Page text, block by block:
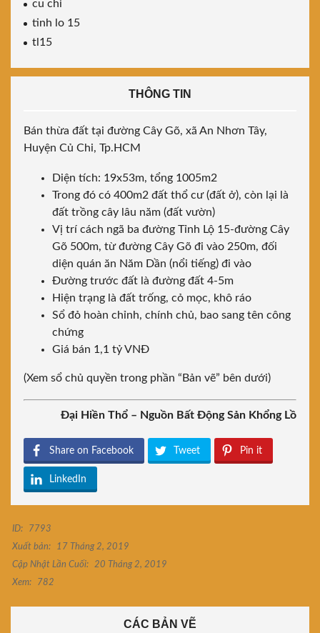
cu chi
tinh lo 15
tl15
THÔNG TIN
Bán thừa đất tại đường Cây Gõ, xã An Nhơn Tây,
Huyện Củ Chi, Tp.HCM
Diện tích: 19x53m, tổng 1005m2
Trong đó có 400m2 đất thổ cư (đất ở), còn lại là
đất trồng cây lâu năm (đất vườn)
Vị trí cách ngã ba đường Tỉnh Lộ 15-đường Cây
Gõ 500m, từ đường Cây Gõ đi vào 250m, đối
diện quán ăn Năm Dần (nổi tiếng) đi vào
Đường trước đất là đường đất 4-5m
Hiện trạng là đất trống, cỏ mọc, khô ráo
Sổ đỏ hoàn chỉnh, chính chủ, bao sang tên công
chứng
Giá bán 1,1 tỷ VNĐ
(Xem sổ chủ quyền trong phần “Bản vẽ” bên dưới)
Đại Hiền Thổ – Nguồn Bất Động Sản Khổng Lồ
Share on Facebook Tweet Pin it
LinkedIn
ID:
7793
Xuất bản:
17 Tháng 2, 2019
Cập Nhật Lần Cuối:
20 Tháng 2, 2019
Xem:
782
CÁC BẢN VẼ